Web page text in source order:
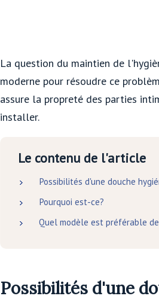
La question du maintien de
moderne pour résoudre ce
assure la propreté des parties
installer.
Le contenu de l'article
Possibilités d'une douche
Pourquoi est-ce?
Quel modèle est préférable
Possibilités d'une